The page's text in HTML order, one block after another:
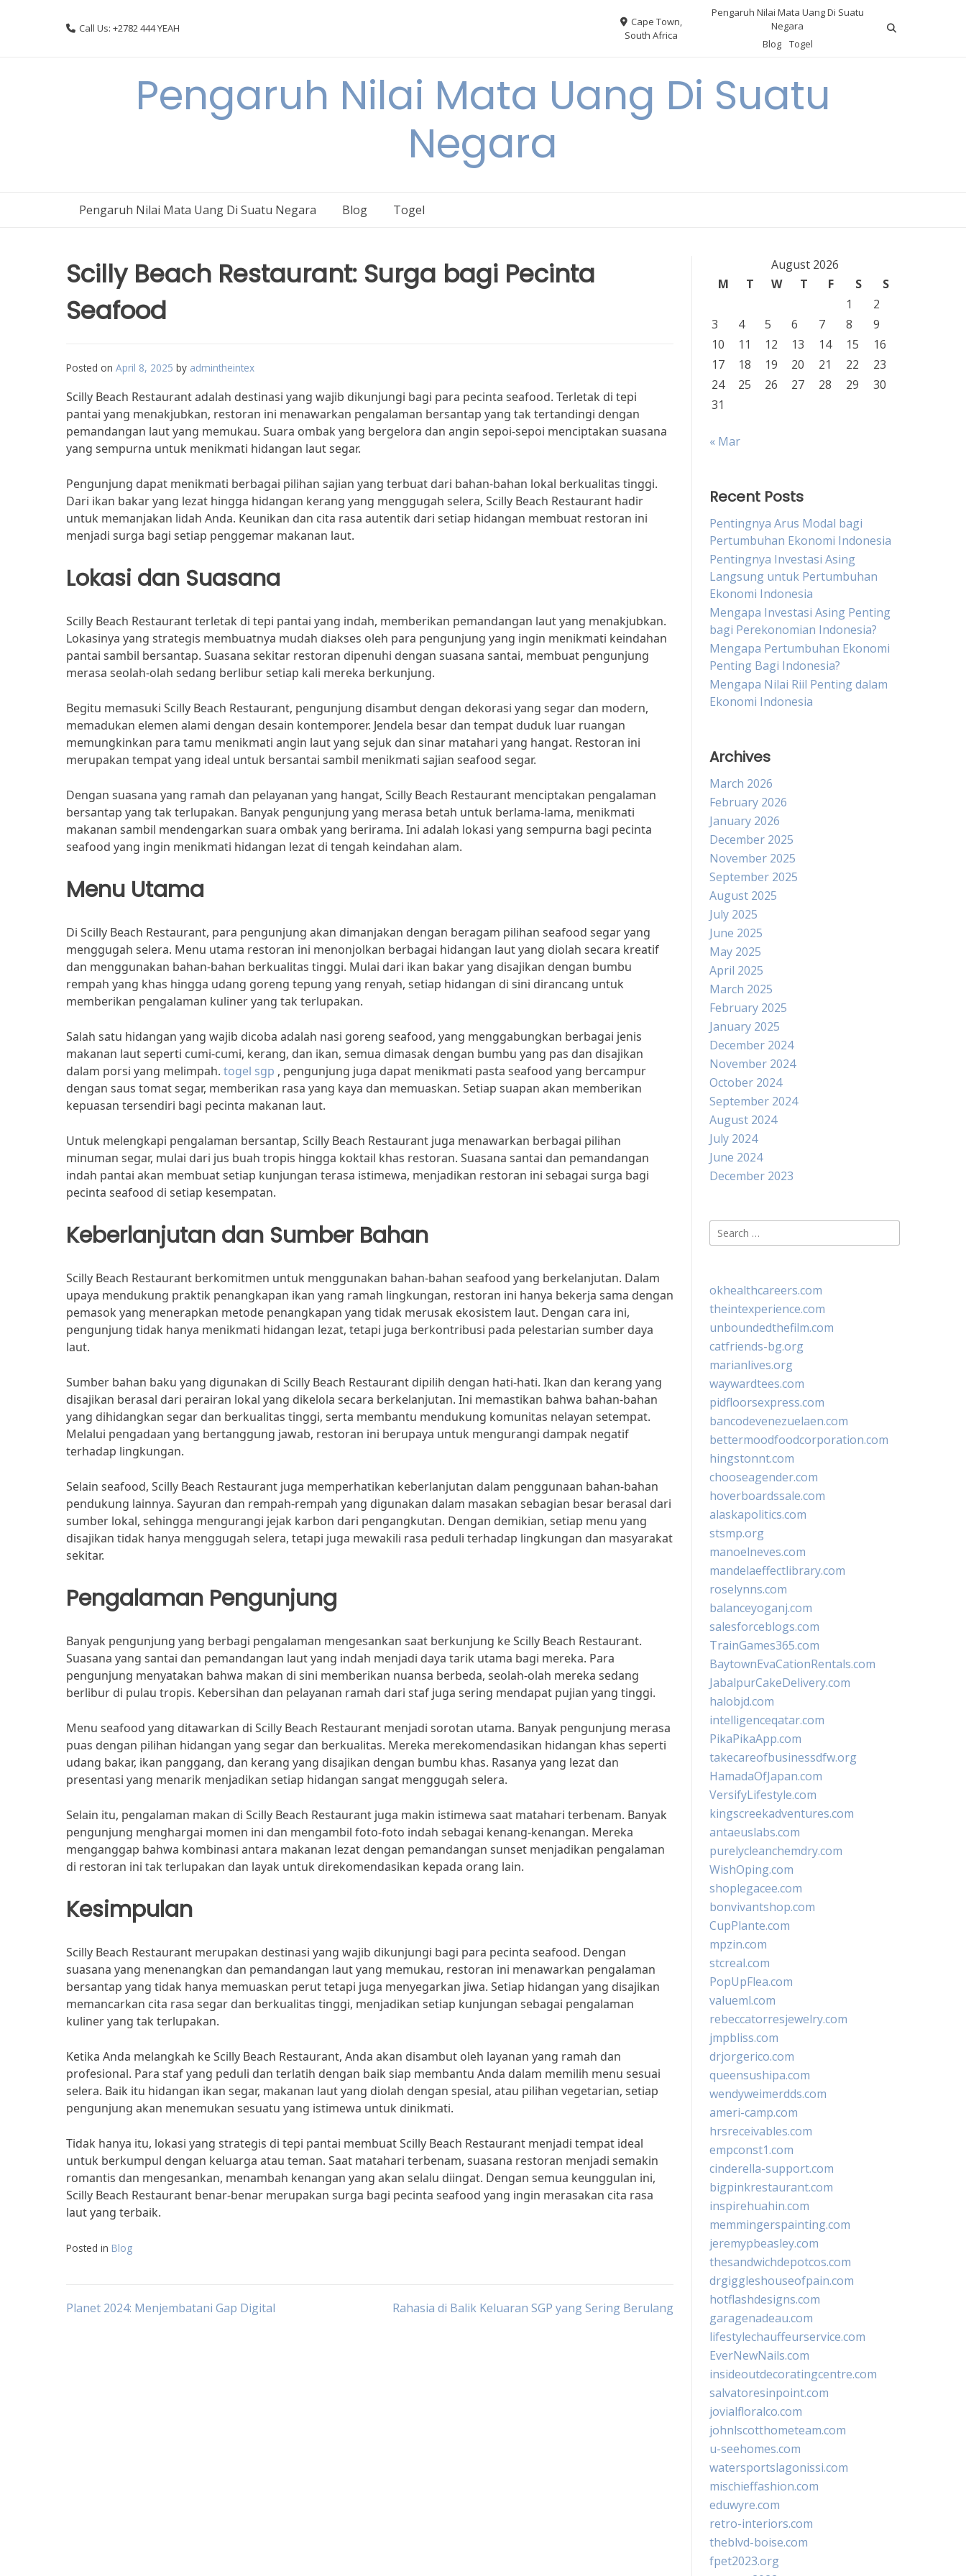
Call Us: +2782 444 YEAH
Cape Town,
South Africa
Pengaruh Nilai Mata Uang Di Suatu
Negara
Blog
Togel
Pengaruh Nilai Mata Uang Di Suatu
Negara
Pengaruh Nilai Mata Uang Di Suatu Negara Blog Togel
Scilly Beach Restaurant: Surga bagi Pecinta
Seafood
Posted on April 8, 2025 by admintheintex
Scilly Beach Restaurant adalah destinasi yang wajib dikunjungi bagi para pecinta seafood. Terletak di tepi
pantai yang menakjubkan, restoran ini menawarkan pengalaman bersantap yang tak tertandingi dengan
pemandangan laut yang memukau. Suara ombak yang bergelora dan angin sepoi-sepoi menciptakan suasana
yang sempurna untuk menikmati hidangan laut segar.
Pengunjung dapat menikmati berbagai pilihan sajian yang terbuat dari bahan-bahan lokal berkualitas tinggi.
Dari ikan bakar yang lezat hingga hidangan kerang yang menggugah selera, Scilly Beach Restaurant hadir
untuk memanjakan lidah Anda. Keunikan dan cita rasa autentik dari setiap hidangan membuat restoran ini
menjadi surga bagi setiap penggemar makanan laut.
Lokasi dan Suasana
Scilly Beach Restaurant terletak di tepi pantai yang indah, memberikan pemandangan laut yang menakjubkan.
Lokasinya yang strategis membuatnya mudah diakses oleh para pengunjung yang ingin menikmati keindahan
pantai sambil bersantap. Suasana sekitar restoran dipenuhi dengan suasana santai, membuat pengunjung
merasa seolah-olah sedang berlibur setiap kali mereka berkunjung.
Begitu memasuki Scilly Beach Restaurant, pengunjung disambut dengan dekorasi yang segar dan modern,
memadukan elemen alami dengan desain kontemporer. Jendela besar dan tempat duduk luar ruangan
memungkinkan para tamu menikmati angin laut yang sejuk dan sinar matahari yang hangat. Restoran ini
merupakan tempat yang ideal untuk bersantai sambil menikmati sajian seafood segar.
Dengan suasana yang ramah dan pelayanan yang hangat, Scilly Beach Restaurant menciptakan pengalaman
bersantap yang tak terlupakan. Banyak pengunjung yang merasa betah untuk berlama-lama, menikmati
makanan sambil mendengarkan suara ombak yang berirama. Ini adalah lokasi yang sempurna bagi pecinta
seafood yang ingin menikmati hidangan lezat di tengah keindahan alam.
Menu Utama
Di Scilly Beach Restaurant, para pengunjung akan dimanjakan dengan beragam pilihan seafood segar yang
menggugah selera. Menu utama restoran ini menonjolkan berbagai hidangan laut yang diolah secara kreatif
dan menggunakan bahan-bahan berkualitas tinggi. Mulai dari ikan bakar yang disajikan dengan bumbu
rempah yang khas hingga udang goreng tepung yang renyah, setiap hidangan di sini dirancang untuk
memberikan pengalaman kuliner yang tak terlupakan.
Salah satu hidangan yang wajib dicoba adalah nasi goreng seafood, yang menggabungkan berbagai jenis
makanan laut seperti cumi-cumi, kerang, dan ikan, semua dimasak dengan bumbu yang pas dan disajikan
dalam porsi yang melimpah. togel sgp , pengunjung juga dapat menikmati pasta seafood yang bercampur
dengan saus tomat segar, memberikan rasa yang kaya dan memuaskan. Setiap suapan akan memberikan
kepuasan tersendiri bagi pecinta makanan laut.
Untuk melengkapi pengalaman bersantap, Scilly Beach Restaurant juga menawarkan berbagai pilihan
minuman segar, mulai dari jus buah tropis hingga koktail khas restoran. Suasana santai dan pemandangan
indah pantai akan membuat setiap kunjungan terasa istimewa, menjadikan restoran ini sebagai surga bagi
pecinta seafood di setiap kesempatan.
Keberlanjutan dan Sumber Bahan
Scilly Beach Restaurant berkomitmen untuk menggunakan bahan-bahan seafood yang berkelanjutan. Dalam
upaya mendukung praktik penangkapan ikan yang ramah lingkungan, restoran ini hanya bekerja sama dengan
pemasok yang menerapkan metode penangkapan yang tidak merusak ekosistem laut. Dengan cara ini,
pengunjung tidak hanya menikmati hidangan lezat, tetapi juga berkontribusi pada pelestarian sumber daya
laut.
Sumber bahan baku yang digunakan di Scilly Beach Restaurant dipilih dengan hati-hati. Ikan dan kerang yang
disajikan berasal dari perairan lokal yang dikelola secara berkelanjutan. Ini memastikan bahwa bahan-bahan
yang dihidangkan segar dan berkualitas tinggi, serta membantu mendukung komunitas nelayan setempat.
Melalui pengadaan yang bertanggung jawab, restoran ini berupaya untuk mengurangi dampak negatif
terhadap lingkungan.
Selain seafood, Scilly Beach Restaurant juga memperhatikan keberlanjutan dalam penggunaan bahan-bahan
pendukung lainnya. Sayuran dan rempah-rempah yang digunakan dalam masakan sebagian besar berasal dari
sumber lokal, sehingga mengurangi jejak karbon dari pengangkutan. Dengan demikian, setiap menu yang
disajikan tidak hanya menggugah selera, tetapi juga mewakili rasa peduli terhadap lingkungan dan masyarakat
sekitar.
Pengalaman Pengunjung
Banyak pengunjung yang berbagi pengalaman mengesankan saat berkunjung ke Scilly Beach Restaurant.
Suasana yang santai dan pemandangan laut yang indah menjadi daya tarik utama bagi mereka. Para
pengunjung menyatakan bahwa makan di sini memberikan nuansa berbeda, seolah-olah mereka sedang
berlibur di pulau tropis. Kebersihan dan pelayanan ramah dari staf juga sering mendapat pujian yang tinggi.
Menu seafood yang ditawarkan di Scilly Beach Restaurant menjadi sorotan utama. Banyak pengunjung merasa
puas dengan pilihan hidangan yang segar dan berkualitas. Mereka merekomendasikan hidangan khas seperti
udang bakar, ikan panggang, dan kerang yang disajikan dengan bumbu khas. Rasanya yang lezat dan
presentasi yang menarik menjadikan setiap hidangan sangat menggugah selera.
Selain itu, pengalaman makan di Scilly Beach Restaurant juga makin istimewa saat matahari terbenam. Banyak
pengunjung menghargai momen ini dan mengambil foto-foto indah sebagai kenang-kenangan. Mereka
menganggap bahwa kombinasi antara makanan lezat dengan pemandangan sunset menjadikan pengalaman
di restoran ini tak terlupakan dan layak untuk direkomendasikan kepada orang lain.
Kesimpulan
Scilly Beach Restaurant merupakan destinasi yang wajib dikunjungi bagi para pecinta seafood. Dengan
suasana yang menenangkan dan pemandangan laut yang memukau, restoran ini menawarkan pengalaman
bersantap yang tidak hanya memuaskan perut tetapi juga menyegarkan jiwa. Setiap hidangan yang disajikan
memancarkan cita rasa segar dan berkualitas tinggi, menjadikan setiap kunjungan sebagai pengalaman
kuliner yang tak terlupakan.
Ketika Anda melangkah ke Scilly Beach Restaurant, Anda akan disambut oleh layanan yang ramah dan
profesional. Para staf yang peduli dan terlatih dengan baik siap membantu Anda dalam memilih menu sesuai
selera. Baik itu hidangan ikan segar, makanan laut yang diolah dengan spesial, atau pilihan vegetarian, setiap
pengunjung akan menemukan sesuatu yang istimewa untuk dinikmati.
Tidak hanya itu, lokasi yang strategis di tepi pantai membuat Scilly Beach Restaurant menjadi tempat ideal
untuk berkumpul dengan keluarga atau teman. Saat matahari terbenam, suasana restoran menjadi semakin
romantis dan mengesankan, menambah kenangan yang akan selalu diingat. Dengan semua keunggulan ini,
Scilly Beach Restaurant benar-benar merupakan surga bagi pecinta seafood yang ingin merasakan cita rasa
laut yang terbaik.
Posted in Blog
Post
Planet 2024: Menjembatani Gap Digital Rahasia di Balik Keluaran SGP yang Sering Berulang
August 2026
M
T W T F S
S
1
2
3
4 5 6 7 8
9
10
11 12 13 14 15
16
17
18 19 20 21 22
23
24
25 26 27 28 29
30
31
« Mar
Recent Posts
Pentingnya Arus Modal bagi
Pertumbuhan Ekonomi Indonesia
Pentingnya Investasi Asing
Langsung untuk Pertumbuhan
Ekonomi Indonesia
Mengapa Investasi Asing Penting
bagi Perekonomian Indonesia?
Mengapa Pertumbuhan Ekonomi
Penting Bagi Indonesia?
Mengapa Nilai Riil Penting dalam
Ekonomi Indonesia
Archives
March 2026
February 2026
January 2026
December 2025
November 2025
September 2025
August 2025
July 2025
June 2025
May 2025
April 2025
March 2025
February 2025
January 2025
December 2024
November 2024
October 2024
September 2024
August 2024
July 2024
June 2024
December 2023
Search
for:
okhealthcareers.com
theintexperience.com
unboundedthefilm.com
catfriends-bg.org
marianlives.org
waywardtees.com
pidfloorsexpress.com
bancodevenezuelaen.com
bettermoodfoodcorporation.com
hingstonnt.com
chooseagender.com
hoverboardssale.com
alaskapolitics.com
stsmp.org
manoelneves.com
mandelaeffectlibrary.com
roselynns.com
balanceyoganj.com
salesforceblogs.com
TrainGames365.com
BaytownEvaCationRentals.com
JabalpurCakeDelivery.com
halobjd.com
intelligenceqatar.com
PikaPikaApp.com
takecareofbusinessdfw.org
HamadaOfJapan.com
VersifyLifestyle.com
kingscreekadventures.com
antaeuslabs.com
purelycleanchemdry.com
WishOping.com
shoplegacee.com
bonvivantshop.com
CupPlante.com
mpzin.com
stcreal.com
PopUpFlea.com
valueml.com
rebeccatorresjewelry.com
jmpbliss.com
drjorgerico.com
queensushipa.com
wendyweimerdds.com
ameri-camp.com
hrsreceivables.com
empconst1.com
cinderella-support.com
bigpinkrestaurant.com
inspirehuahin.com
memmingerspainting.com
jeremypbeasley.com
thesandwichdepotcos.com
drgiggleshouseofpain.com
hotflashdesigns.com
garagenadeau.com
lifestylechauffeurservice.com
EverNewNails.com
insideoutdecoratingcentre.com
salvatoresinpoint.com
jovialfloralco.com
johnlscotthometeam.com
u-seehomes.com
watersportslagonissi.com
mischieffashion.com
eduwyre.com
retro-interiors.com
theblvd-boise.com
fpet2023.org